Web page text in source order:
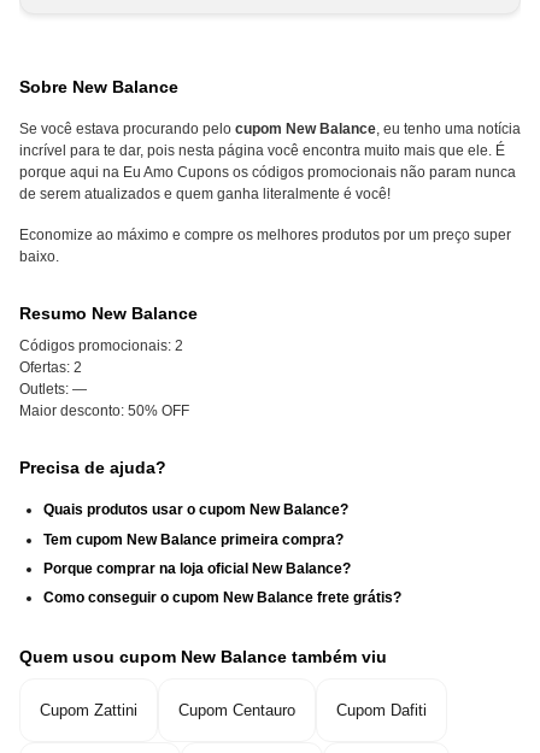
Sobre New Balance
Se você estava procurando pelo cupom New Balance, eu tenho uma notícia
incrível para te dar, pois nesta página você encontra muito mais que ele. É
porque aqui na Eu Amo Cupons os códigos promocionais não param nunca
de serem atualizados e quem ganha literalmente é você!
Economize ao máximo e compre os melhores produtos por um preço super
baixo.
Resumo New Balance
Códigos promocionais: 2
Ofertas: 2
Outlets: —
Maior desconto: 50% OFF
Precisa de ajuda?
Quais produtos usar o cupom New Balance?
Tem cupom New Balance primeira compra?
Porque comprar na loja oficial New Balance?
Como conseguir o cupom New Balance frete grátis?
Quem usou cupom New Balance também viu
Cupom Zattini Cupom Centauro Cupom Dafiti